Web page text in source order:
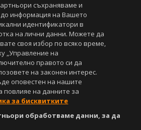
съхраняваме и
информация на Вашето
идентификатори в
на лични данни. Можете да
своя избор по всяко време,
„Управление на
правото си да
на законен интерес.
оповестен на нашите
повлияе на данните за
за бисквитките
обработваме данни, за да